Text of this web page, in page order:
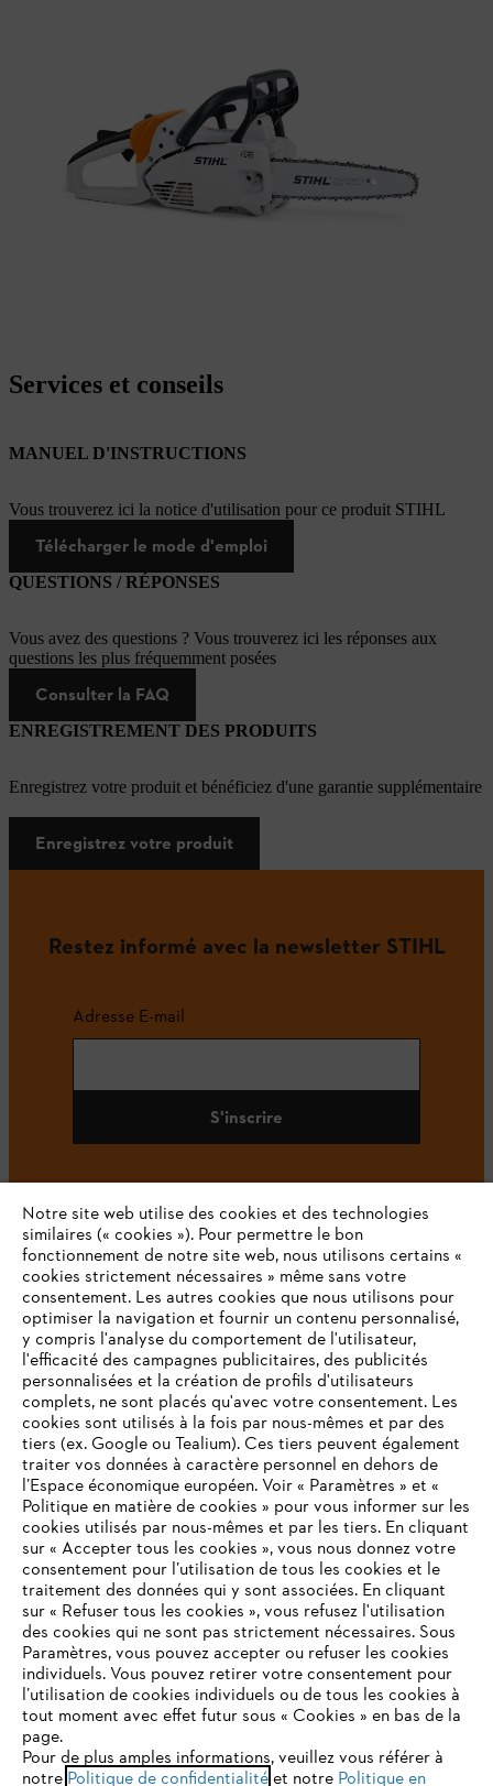
Services et conseils
MANUEL D'INSTRUCTIONS
Vous trouverez ici la notice d'utilisation pour ce produit STIHL
Télécharger le mode d'emploi
QUESTIONS / RÉPONSES
Vous avez des questions ? Vous trouverez ici les réponses aux
questions les plus fréquemment posées
Consulter la FAQ
ENREGISTREMENT DES PRODUITS
Enregistrez votre produit et bénéficiez d'une garantie supplémentaire
Enregistrez votre produit
Restez informé avec la newsletter STIHL
Adresse E-mail
S'inscrire
#STIHL
L'Entreprise
STIHL FAQ
Contact
Politique de protection des données
Mentions légales Utilisation des cookies
VOTRE NAVIGATEUR INTERNET
N'EST PLUS PRIS EN CHARGE
Vous utilisez un navigateur Internet que nous ne prenons plus
en charge, et certaines fonctionnalités de notre site ne
peuvent fonctionner correctement. Pour une utilisation
optimale de notre site, nous vous recommandons de passer à
l'un des navigateurs suivants :
Notre site web utilise des cookies et des technologies
similaires (« cookies »). Pour permettre le bon
fonctionnement de notre site web, nous utilisons certains «
cookies strictement nécessaires » même sans votre
consentement. Les autres cookies que nous utilisons pour
optimiser la navigation et fournir un contenu personnalisé,
y compris l'analyse du comportement de l'utilisateur,
l'efficacité des campagnes publicitaires, des publicités
personnalisées et la création de profils d'utilisateurs
complets, ne sont placés qu'avec votre consentement. Les
cookies sont utilisés à la fois par nous-mêmes et par des
tiers (ex. Google ou Tealium). Ces tiers peuvent également
traiter vos données à caractère personnel en dehors de
l’Espace économique européen. Voir « Paramètres » et «
Politique en matière de cookies » pour vous informer sur les
cookies utilisés par nous-mêmes et par les tiers. En cliquant
sur « Accepter tous les cookies », vous nous donnez votre
consentement pour l’utilisation de tous les cookies et le
traitement des données qui y sont associées. En cliquant
sur « Refuser tous les cookies », vous refusez l'utilisation
des cookies qui ne sont pas strictement nécessaires. Sous
Paramètres, vous pouvez accepter ou refuser les cookies
individuels. Vous pouvez retirer votre consentement pour
l’utilisation de cookies individuels ou de tous les cookies à
tout moment avec effet futur sous « Cookies » en bas de la
page.
Pour de plus amples informations, veuillez vous référer à
notre Politique de confidentialitéet notre Politique en